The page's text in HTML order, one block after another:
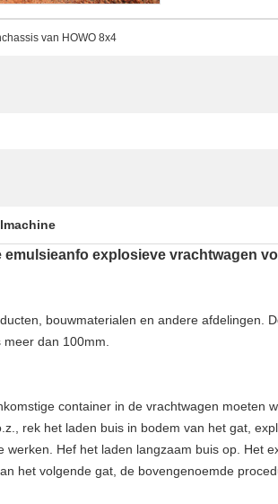
van HOWO 8x4
explosieve vrachtwagen
bouwmaterialen en andere afdelingen.
dan 100mm.
container in de vrachtwagen moeten
rek het laden buis in bodem van het gat,
Hef het laden langzaam buis op. Het
het volgende gat, de bovengenoemde